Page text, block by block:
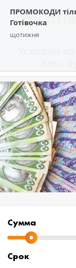
ПРОМОКОДИ
Готівочка
щотижня
Условия
лиц:
Cумма
Срок